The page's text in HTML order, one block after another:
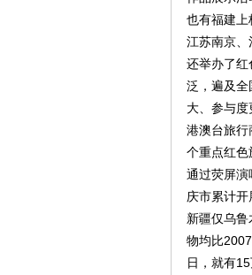
也有福建上
江苏南京、
还举办了红
泛，遍及全
大、参与
港澳台旅
个重点红色
通过荧屏
庆市累计
新疆仅乌
物均比
日，就有